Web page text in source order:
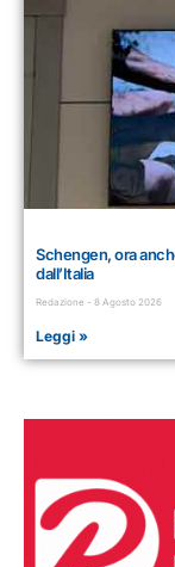
Schengen, ora
dall’Italia
Redazione 8 Agosto 2026
Leggi »